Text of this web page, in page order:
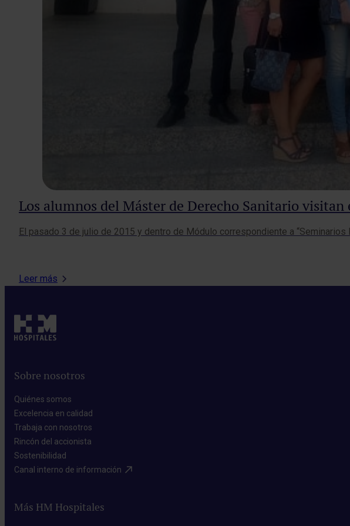
Los alumnos del Máster de Derecho Sanitario
​El pasado 3 de julio de 2015 y dentro de Módulo correspondiente a
Leer más
Sobre nosotros
Quiénes somos​
Excelencia en calidad​
Trabaja con nosotros​
Rincón del accionista​
Sostenibilidad​
Canal interno de información​
Más HM Hospitales